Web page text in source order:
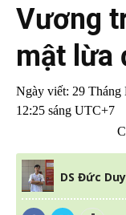
Vương
mật lừa
Ngày viết: 29 Tháng
12:25 sáng UTC+7
DS Đức Duy